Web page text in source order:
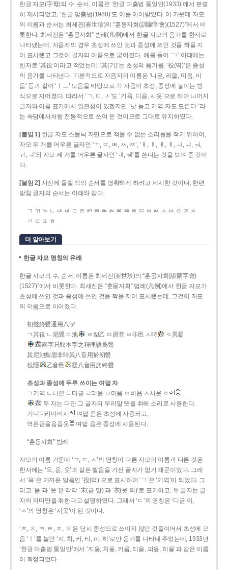
한글 자모(字母)의 수, 순서, 이름은 ‘한글 마춤법 통일안(1933)’에서 분명
히 제시되었고, ‘한글 맞춤법(1988)’도 이를 이어받았다. 이 가운데 자모
의 이름과 순서는 최세진(崔世珍)의 “훈몽자회(訓蒙字會)(1527)”에서 비
롯한다. 최세진은 “훈몽자회” 범례(凡例)에서 한글 자모의 음가를 한자로
나타냈는데, 자음자의 경우 초성에 쓰인 것과 종성에 쓰인 것을 짝을 지
어 표시했고 그것이 글자의 이름으로 굳어졌다. 예를 들어 ‘ㄱ’ 아래에는
한자로 ‘其役’이라고 적었는데, ‘其(기)’는 초성의 음가를, ‘役(역)’은 종성
의 음가를 나타낸다. 기본적으로 자음자의 이름은 ‘니은, 리을, 미음, 비
읍’ 등과 같이 ‘ㅣㅡ’ 모음을 바탕으로 각 자음이 초성, 종성에 놓이는 방
식으로 지어졌다. 따라서 ‘ㄱ, ㄷ, ㅅ’도 ‘기윽, 디읃, 시읏’으로 해야 나머지
글자와 이름 표기에서 일관성이 있겠지만 “낫 놓고 기역 자도 모른다.”라
는 속담에서처럼 전통적으로 쓰여 온 것이므로 그대로 유지하였다.
[붙임 1] 한글 자모 스물넉 자만으로 적을 수 없는 소리들을 적기 위하여,
자모 두 개를 어우른 글자인 ‘ㄲ, ㄸ, ㅃ, ㅆ, ㅉ’, ‘ㅐ, ㅒ, ㅔ, ㅖ, ㅘ, ㅚ, ㅝ,
ㅟ, ㅢ’와 자모 세 개를 어우른 글자인 ‘ㅙ, ㅞ’를 쓴다는 것을 보여 준 것이
다.
[붙임 2] 사전에 올릴 적의 순서를 명확하게 하려고 제시한 것이다. 한편
받침 글자의 순서는 아래와 같다.
ㄱ ㄲ ㄳ ㄴ ㄵ ㄶ ㄷ ㄹ ㄺ ㄻ ㄼ ㄽ ㄾ ㄿ ㅀ ㅁ ㅂ ㅄ ㅅ ㅆ ㅇ ㅈ ㅊ
ㅋ ㅌ ㅍ ㅎ
더 알아보기
한글 자모 명칭의 유래
한글 자모의 수, 순서, 이름은 최세진(崔世珍)의 “훈몽자회(訓蒙字會)
(1527)”에서 비롯한다. 최세진은 “훈몽자회” 범례(凡例)에서 한글 자모가
초성에 쓰인 것과 종성에 쓰인 것을 짝을 지어 표시했는데, 그것이 자모
의 이름으로 이어졌다.
初聲終聲通用八字
ㄱ其役 ㄴ尼隱 ㄷ池
ㄹ梨乙 ㅁ眉音 ㅂ非邑 ㅅ時
ㆁ異凝
兩字只取本字之釋俚語爲聲
其尼池梨眉非時異八音用於初聲
役隱
乙音邑 凝八音用於終聲
초성과 종성에 두루 쓰이는 여덟 자
ㄱ기역 ㄴ니은 ㄷ디귿 ㄹ리을 ㅁ미음 ㅂ비읍 ㅅ시옷 ㆁ
두 자는 다만 그 글자의 우리말 뜻을 취해 소리로 사용한다.
기니디리미비시
여덟 음은 초성에 사용되고,
역은귿을음읍옷
여덟 음은 종성에 사용된다.
“훈몽자회” 범례
자모의 이름 가운데 ‘ㄱ, ㄷ, ㅅ’의 명칭이 다른 자모의 이름과 다른 것은
한자에는 ‘윽, 읃, 읏’과 같은 발음을 가진 글자가 없기 때문이었다. 그래
서 ‘윽’은 가까운 발음인 ‘役(역)’으로 표시하여 ‘ㄱ’은 ‘기역’이 되었다. 그
리고 ‘읃’과 ‘읏’은 각각 ‘末(귿 말)’과 ‘衣(옷 의)’로 표기하고, 두 글자는 글
자의 의미만을 취한다고 설명하였다. 그래서 ‘ㄷ’의 명칭은 ‘디귿’이,
‘ㅅ’의 명칭은 ‘시옷’이 된 것이다.
‘ㅈ, ㅊ, ㅋ, ㅌ, ㅍ, ㅎ’은 당시 종성으로 쓰이지 않던 것들이어서 초성에 모
음 ‘ㅣ’를 붙인 ‘지, 치, 키, 티, 피, 히’로만 음가를 나타내 주었는데, 1933년
‘한글 마춤법 통일안’에서 ‘지읒, 치읓, 키읔, 티읕, 피읖, 히읗’과 같은 이름
이 확정되었다.